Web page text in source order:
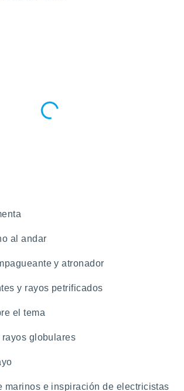
al andar
y atronador
y rayos petrificados
el tema
rayos globulares
marinos e inspiración de electricistas